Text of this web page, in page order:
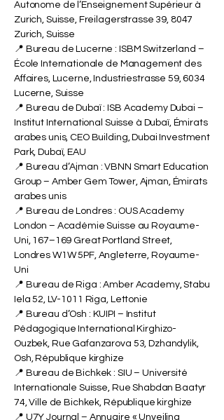
📍 Bureau de Zurich : AAHES – Académie
Autonome de l’Enseignement Supérieur à
Zurich, Suisse, Freilagerstrasse 39, 8047
Zurich, Suisse
📍 Bureau de Lucerne : ISBM Switzerland –
École Internationale de Management des
Affaires, Lucerne, Industriestrasse 59, 6034
Lucerne, Suisse
📍 Bureau de Dubaï : ISB Academy Dubai –
Institut International Suisse à Dubaï, Émirats
arabes unis, CEO Building, Dubai Investment
Park, Dubaï, EAU
📍 Bureau d’Ajman : VBNN Smart Education
Group – Amber Gem Tower, Ajman, Émirats
arabes unis
📍 Bureau de Londres : OUS Academy
London – Académie Suisse au Royaume-
Uni, 167–169 Great Portland Street,
Londres W1W 5PF, Angleterre, Royaume-
Uni
📍 Bureau de Riga : Amber Academy, Stabu
Iela 52, LV-1011 Riga, Lettonie
📍 Bureau d’Osh : KUIPI – Institut
Pédagogique International Kirghizo-
Ouzbek, Rue Gafanzarova 53, Dzhandylik,
Osh, République kirghize
📍 Bureau de Bichkek : SIU – Université
Internationale Suisse, Rue Shabdan Baatyr